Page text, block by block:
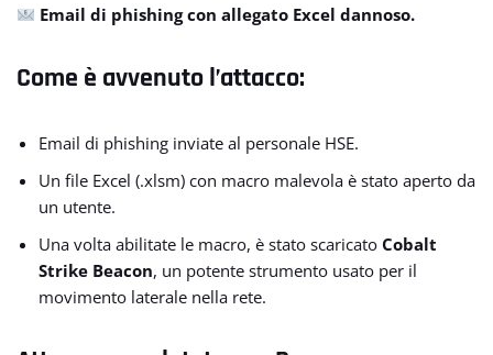
Email di phishing con allegato Excel dannoso.
Come è avvenuto l’attacco:
Email di phishing inviate al personale HSE.
Un file Excel (.xlsm) con macro malevola è stato aperto da
un utente.
Una volta abilitate le macro, è stato scaricato Cobalt
Strike Beacon, un potente strumento usato per il
movimento laterale nella rete.